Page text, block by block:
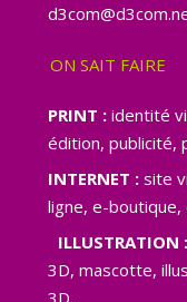
ON SAIT FAIRE
PRINT :identité
édition, publicité,
INTERNET :site
ligne, e-boutique,
ILLUSTRATION :
3D, mascotte,
3D.